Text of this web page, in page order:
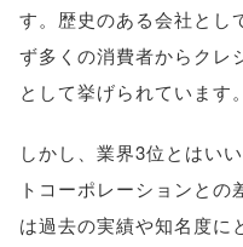
false;"> シェア
す。歴史のある会社とし
ず多くの消費者からクレ
として挙げられています。
しかし、業界3位とはい
トコーポレーションと
は過去の実績や知名度に